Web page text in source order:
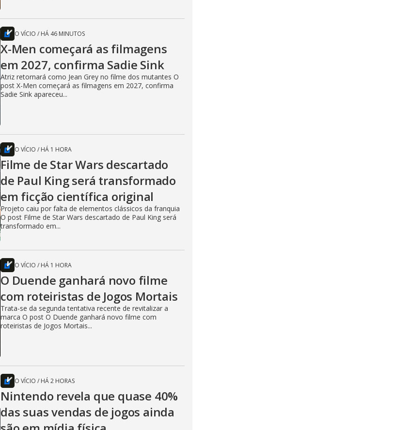
O VÍCIO / HÁ 46 MINUTOS
X-Men começará as filmagens
em 2027, confirma Sadie Sink
Atriz retornará como Jean Grey no filme dos mutantes O
post X-Men começará as filmagens em 2027, confirma
Sadie Sink apareceu...
O VÍCIO / HÁ 1 HORA
Filme de Star Wars descartado
de Paul King será transformado
em ficção científica original
Projeto caiu por falta de elementos clássicos da franquia
O post Filme de Star Wars descartado de Paul King será
transformado em...
O VÍCIO / HÁ 1 HORA
O Duende ganhará novo filme
com roteiristas de Jogos Mortais
Trata-se da segunda tentativa recente de revitalizar a
marca O post O Duende ganhará novo filme com
roteiristas de Jogos Mortais...
O VÍCIO / HÁ 2 HORAS
Nintendo revela que quase 40%
das suas vendas de jogos ainda